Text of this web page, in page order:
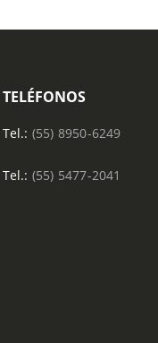
TELÉFONOS
Tel.: (55) 8950-6249
Tel.: (55) 5477-2041